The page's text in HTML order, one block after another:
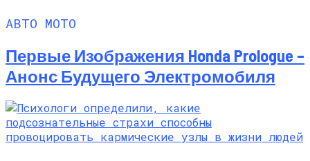
АВТО МОТО
Первые Изображения Honda Prologue –
Анонс Будущего Электромобиля